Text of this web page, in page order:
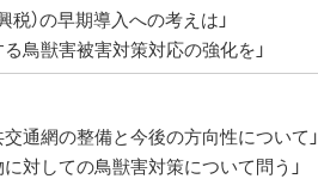
税）の早期導入への考えは」
る鳥獣害被害対策対応の強化を」
交通網の整備と今後の方向性について」
に対しての鳥獣害対策について問う」